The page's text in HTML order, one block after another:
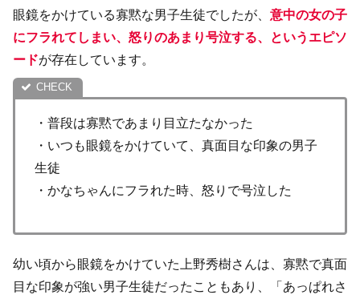
眼鏡をかけている寡黙な男子生徒でしたが、 意中の女の子
にフラれてしまい、怒りのあまり号泣する、というエピソ
ードが存在しています。
・普段は寡黙であまり目立たなかった
・いつも眼鏡をかけていて、真面目な印象の男子
生徒
・かなちゃんにフラれた時、怒りで号泣した
幼い頃から眼鏡をかけていた上野秀樹さんは、寡黙で真面
目な印象が強い男子生徒だったこともあり、「あっぱれさ